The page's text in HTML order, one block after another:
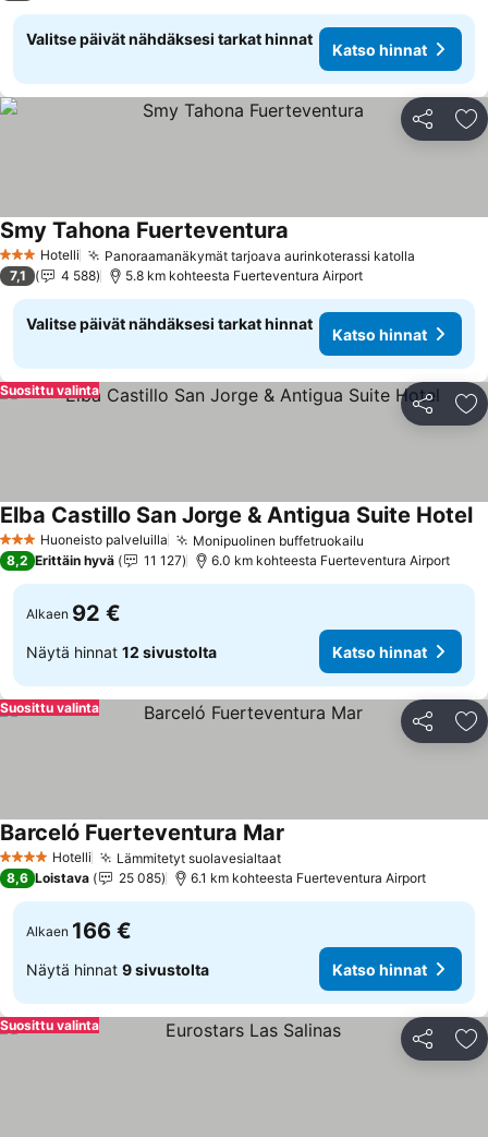
Valitse päivät nähdäksesi tarkat hinnat
Katso hinnat
Jaa
3 Tähtiluokitus
Hotelli Panoraamanäkymät tarjoava aurinkoterassi katolla
Smy Tahona Fuerteventura
7,1 4 588 5.8 km kohteesta Fuerteventura Airport
Valitse päivät nähdäksesi tarkat hinnat
Katso hinnat
Jaa
Suosittu valinta
3 Tähtiluokitus
Huoneisto palveluilla Monipuolinen buffetruokailu
Elba Castillo San Jorge & Antigua Suite Hotel
8,2 Erittäin hyvä 11 127 6.0 km kohteesta Fuerteventura Airport
Alkaen 92 €
Näytä hinnat 12 sivustolta Katso hinnat
Jaa
Suosittu valinta
4 Tähtiluokitus
Hotelli Lämmitetyt suolavesialtaatKatso hinnat
Barceló Fuerteventura Mar
8,6 Loistava 25 085 6.1 km kohteesta Fuerteventura Airport
Alkaen 166 €
Näytä hinnat 9 sivustolta Katso hinnat
Jaa
Suosittu valinta